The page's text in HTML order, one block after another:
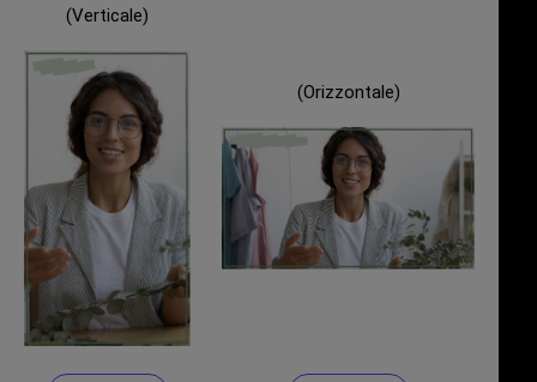
(Verticale)
(Orizzontale)